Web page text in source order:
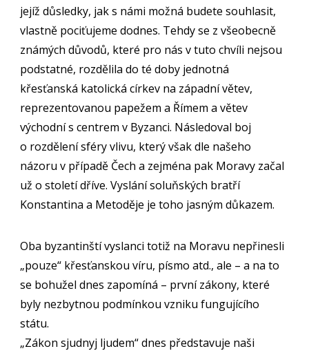
jejíž důsledky, jak s námi možná budete souhlasit,
vlastně pociťujeme dodnes. Tehdy se z všeobecně
známých důvodů, které pro nás v tuto chvíli nejsou
podstatné, rozdělila do té doby jednotná
křesťanská katolická církev na západní větev,
reprezentovanou papežem a Římem a větev
východní s centrem v Byzanci. Následoval boj
o rozdělení sféry vlivu, který však dle našeho
názoru v případě Čech a zejména pak Moravy začal
už o století dříve. Vyslání soluňských bratří
Konstantina a Metoděje je toho jasným důkazem.
Oba byzantinští vyslanci totiž na Moravu nepřinesli
„pouze“ křesťanskou víru, písmo atd., ale – a na to
se bohužel dnes zapomíná – první zákony, které
byly nezbytnou podmínkou vzniku fungujícího
státu.
„Zákon sjudnyj ljudem“ dnes představuje naši